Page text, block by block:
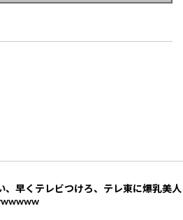
、早くテレビつけろ、テレ東に爆乳美人